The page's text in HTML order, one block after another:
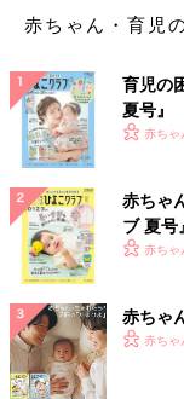
ない」（ゆきなり）
「あったけど、言え
「基本、毎回気持ち
ん）
「そもそも美容室で
「人に髪を洗っても
たいな～』と思って
ら」（シャオリン）
赤ちゃん・育児
育児の
夏号』
いっぱ
赤ちゃ
赤ちゃ
ブ 夏号
く！ お
赤ちゃ
赤ちゃ
赤ちゃ